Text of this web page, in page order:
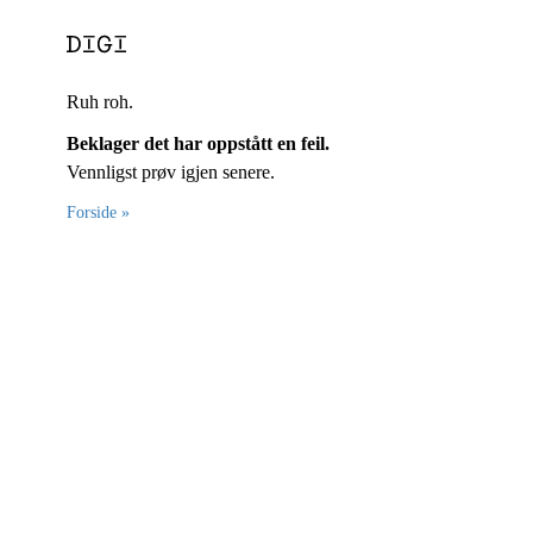
Ruh roh.
Beklager det har oppstått en feil.
Vennligst prøv igjen senere.
Forside »